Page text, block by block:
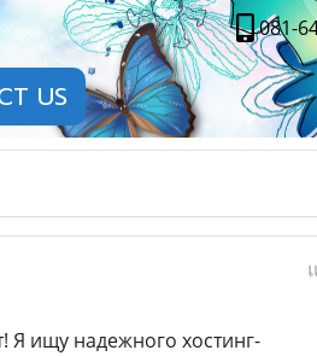
081-
US
Я ищу надежного хостинг-